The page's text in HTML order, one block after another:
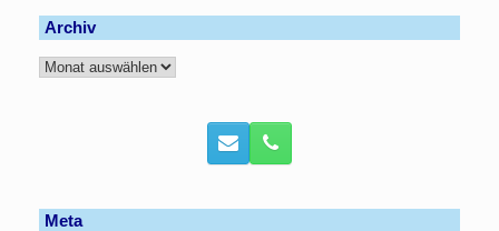
Archiv
Archiv
Meta